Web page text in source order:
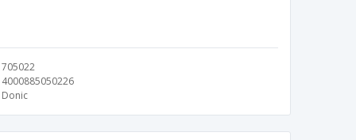
705022
4000885050226
Donic